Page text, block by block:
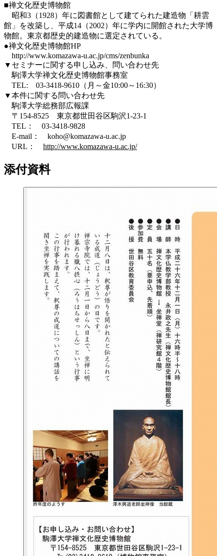
■禅文化歴史博物館
昭和3（1928）年に図書館として建てられた建造物「耕雲
館」を改築し、平成14（2002）年に学内に開館された大学博
物館。東京都歴史的建造物に選定されている。
●禅文化歴史博物館HP
http://www.komazawa-u.ac.jp/cms/zenbunka
▼セミナーに関する申し込み、問い合わせ先
駒澤大学禅文化歴史博物館事務室
TEL: 03-3418-9610（月～金10:00～16:30）
▼本件に関する問い合わせ先
駒澤大学総務部広報課
〒154-8525 東京都世田谷区駒沢1-23-1
TEL： 03-3418-9828
E-mail： koho@komazawa-u.ac.jp
URL： http://www.komazawa-u.ac.jp/
添付資料